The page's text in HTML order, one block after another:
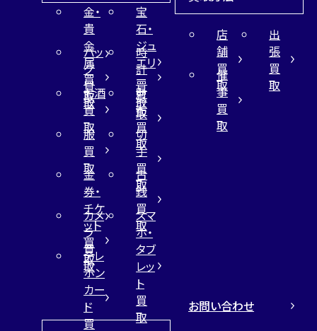
金・
貴
金
属
買
取
宝
石・
ジュ
エリ
ー
買
取
バッ
グ
買
取
時
計
買
取
お酒
買
取
財
布
買
取
服
買
取
切
手
買
取
金
券・
チケ
ット
買
取
古
銭
買
取
カメ
ラ
買
取
スマ
ホ・
タブ
レッ
ト
買
取
テレ
ホン
カー
ド
買
店
舗
買
取
出
張
買
取
催
事
買
取
お問い合わせ